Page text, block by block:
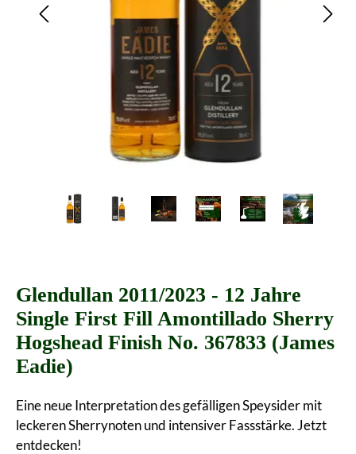
Glendullan 2011/2023 - 12 Jahre
Single First Fill Amontillado Sherry
Hogshead Finish No. 367833 (James
Eadie)
Eine neue Interpretation des gefälligen Speysider mit
leckeren Sherrynoten und intensiver Fassstärke. Jetzt
entdecken!